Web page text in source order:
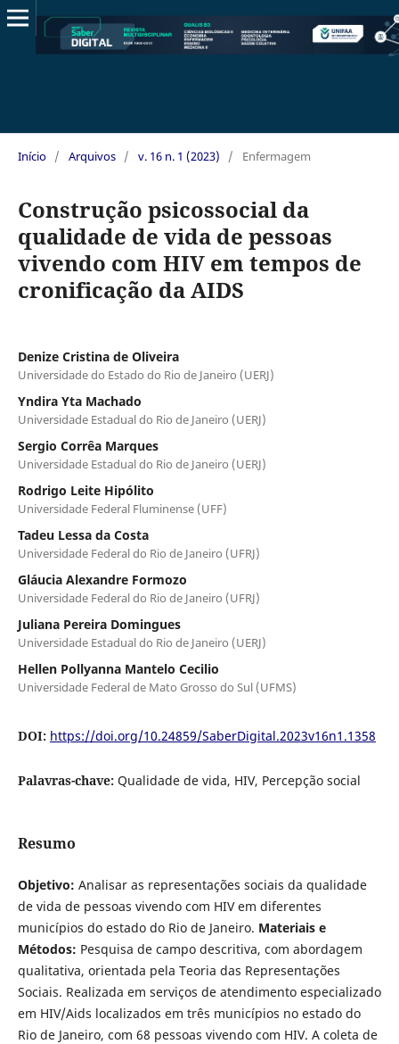
Início / Arquivos / v. 16 n. 1 (2023) / Enfermagem
Construção psicossocial da
qualidade de vida de pessoas
vivendo com HIV em tempos de
cronificação da AIDS
Denize Cristina de Oliveira
Universidade do Estado do Rio de Janeiro (UERJ)
Yndira Yta Machado
Universidade Estadual do Rio de Janeiro (UERJ)
Sergio Corrêa Marques
Universidade Estadual do Rio de Janeiro (UERJ)
Rodrigo Leite Hipólito
Universidade Federal Fluminense (UFF)
Tadeu Lessa da Costa
Universidade Federal do Rio de Janeiro (UFRJ)
Gláucia Alexandre Formozo
Universidade Federal do Rio de Janeiro (UFRJ)
Juliana Pereira Domingues
Universidade Estadual do Rio de Janeiro (UERJ)
Hellen Pollyanna Mantelo Cecilio
Universidade Federal de Mato Grosso do Sul (UFMS)
DOI: https://doi.org/10.24859/SaberDigital.2023v16n1.1358
Palavras-chave: Qualidade de vida, HIV, Percepção social
Resumo
Objetivo: Analisar as representações sociais da qualidade
de vida de pessoas vivendo com HIV em diferentes
municípios do estado do Rio de Janeiro. Materiais e
Métodos: Pesquisa de campo descritiva, com abordagem
qualitativa, orientada pela Teoria das Representações
Sociais. Realizada em serviços de atendimento especializado
em HIV/Aids localizados em três municípios no estado do
Rio de Janeiro, com 68 pessoas vivendo com HIV. A coleta de